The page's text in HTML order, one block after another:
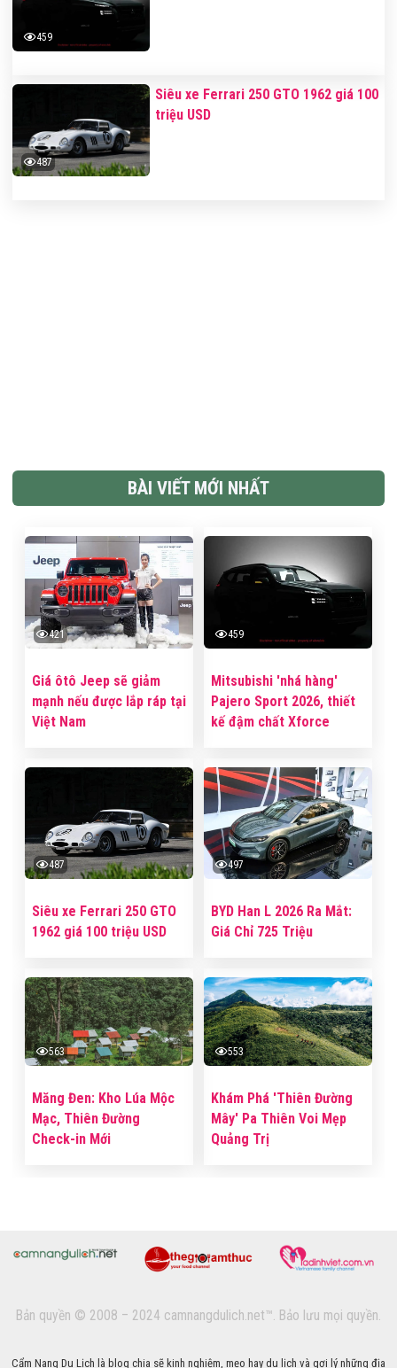
459
487
Siêu xe Ferrari 250 GTO 1962 giá 100
triệu USD
BÀI VIẾT MỚI NHẤT
421
Giá ôtô Jeep sẽ giảm
mạnh nếu được lắp ráp tại
Việt Nam
459
Mitsubishi 'nhá hàng'
Pajero Sport 2026, thiết
kế đậm chất Xforce
487
Siêu xe Ferrari 250 GTO
1962 giá 100 triệu USD
497
BYD Han L 2026 Ra Mắt:
Giá Chỉ 725 Triệu
563
Măng Đen: Kho Lúa Mộc
Mạc, Thiên Đường
Check-in Mới
553
Khám Phá 'Thiên Đường
Mây' Pa Thiên Voi Mẹp
Quảng Trị
Bản quyền © 2008 – 2024 camnangdulich.net™. Bảo lưu mọi quyền.
Cẩm Nang Du Lịch là blog chia sẽ kinh nghiệm, mẹo hay du lịch và gợi lý những địa